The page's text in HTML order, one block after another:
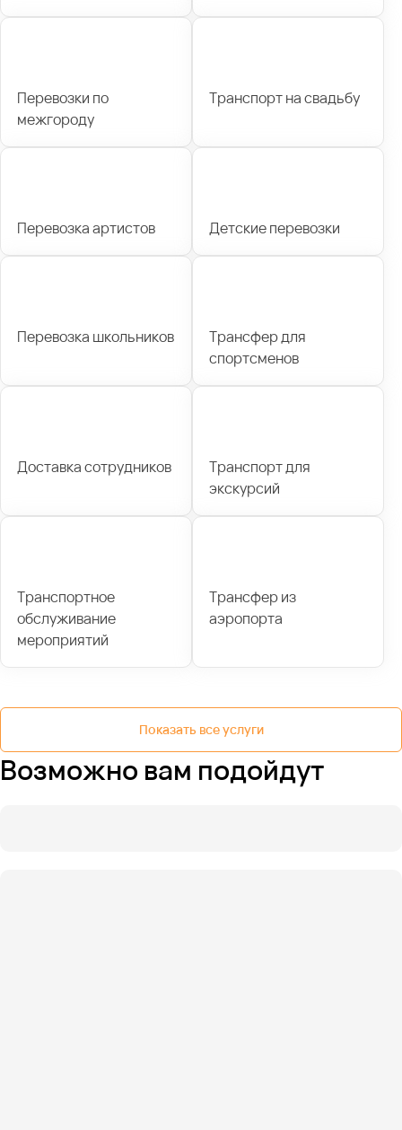
Перевозки по
межгороду
Транспорт на свадьбу
Перевозка артистов Детские перевозки
Перевозка школьников
Трансфер для
спортсменов
Доставка сотрудников
Транспорт для
экскурсий
Транспортное
обслуживание
мероприятий
Трансфер из
аэропорта
Показать все услуги
Возможно вам подойдут